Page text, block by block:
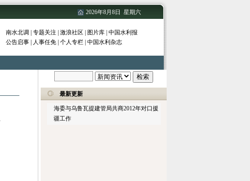
2026年8月8日 星期六
南水北调 专题关注 激浪社区 图片库 中国水利报
公告启事
人事任免 个人专栏 中国水利杂志
最新更新
海委与乌鲁瓦提建管局共商2012年对口援
疆工作